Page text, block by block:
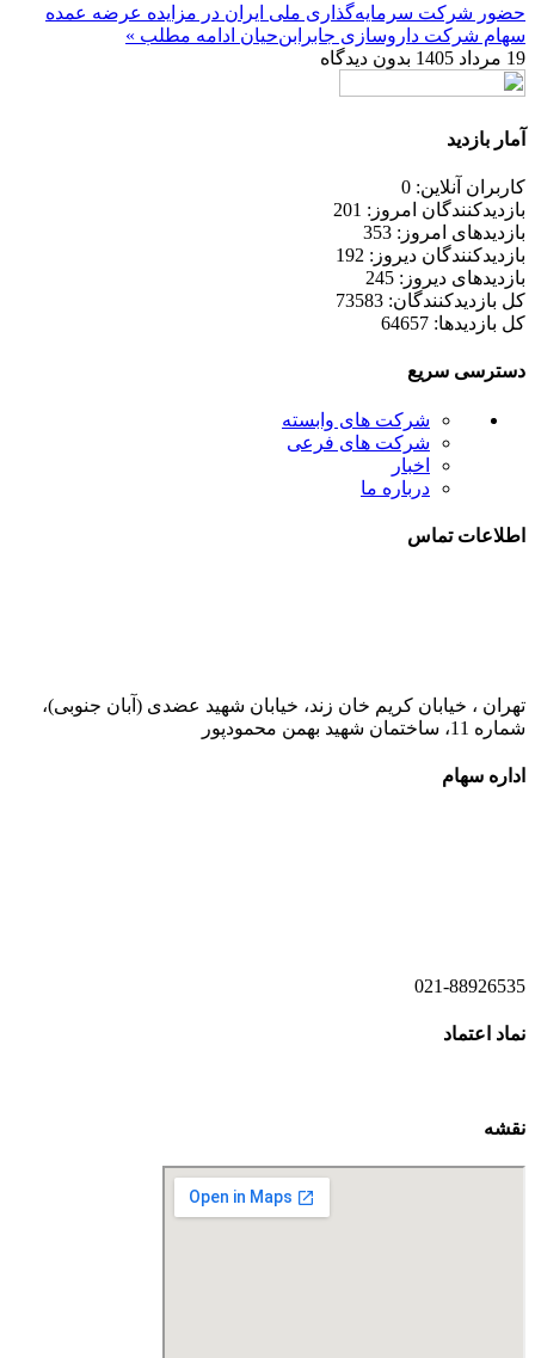
حضور شرکت سرمایه‌گذاری ملی ایران در مزایده عرضه عمده
سهام شرکت داروسازی جابرابن‌حیان ادامه مطلب »
19 مرداد 1405
بدون دیدگاه
آمار بازدید
کاربران آنلاین: 0
بازدیدکنندگان امروز: 201
بازدیدهای امروز: 353
بازدیدکنندگان دیروز: 192
بازدیدهای دیروز: 245
کل بازدیدکنند‌گان: 73583
کل بازدیدها: 64657
دسترسی سریع
شرکت های وابسته
شرکت های فرعی
اخبار
درباره ما
اطلاعات تماس
تهران ، خیابان کریم خان زند، خیابان شهید عضدی (آبان جنوبی)،
شماره 11، ساختمان شهید بهمن محمودپور
اداره سهام
021-88926535
نماد اعتماد
نقشه